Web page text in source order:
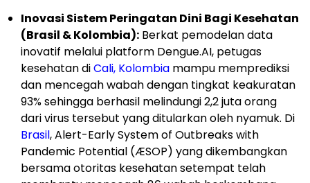
Inovasi Sistem Peringatan Dini Bagi Kesehatan
(Brasil & Kolombia): Berkat pemodelan data
inovatif melalui platform Dengue.AI, petugas
kesehatan diCali, Kolombia mampu memprediksi
dan mencegah wabah dengan tingkat keakuratan
93% sehingga berhasil melindungi 2,2 juta orang
dari virus tersebut yang ditularkan oleh nyamuk. Di
Brasil, Alert-Early System of Outbreaks with
Pandemic Potential (ÆSOP) yang dikembangkan
bersama otoritas kesehatan setempat telah